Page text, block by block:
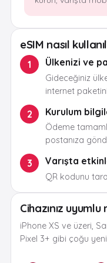
eSIM nasıl
1 Ülkenizi ve
Gideceğiniz
internet
2 Kurulum
Ödeme
postanıza
3 Varışta
QR kodunu
Cihazınız uyumlu
iPhone XS ve üzeri,
Pixel 3+ gibi çoğu yeni